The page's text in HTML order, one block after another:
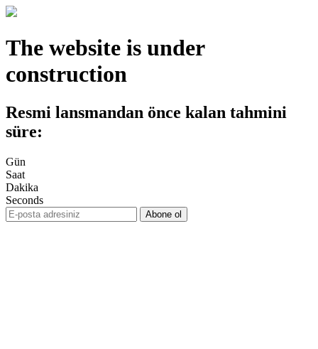
The website is under
construction
Resmi lansmandan önce kalan tahmini
süre:
Gün
Saat
Dakika
Seconds